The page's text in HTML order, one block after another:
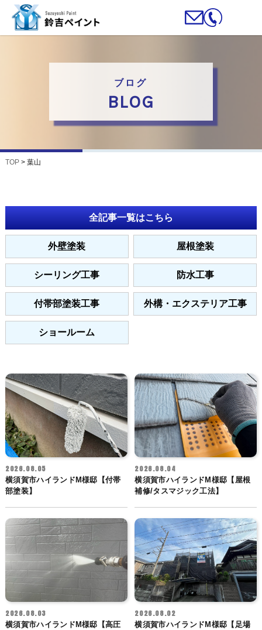
ブログ
BLOG
TOP> 葉山
全記事一覧はこちら
外壁塗装 屋根塗装
シーリング工事 防水工事
付帯部塗装工事 外構・エクステリア工事
ショールーム
2026.08.05
横須賀市ハイランドM様邸【付帯
部塗装】
2026.08.04
横須賀市ハイランドM様邸【屋根
補修/タスマジック工法】
2026.08.03
横須賀市ハイランドM様邸【高圧
2026.08.02
横須賀市ハイランドM様邸【足場